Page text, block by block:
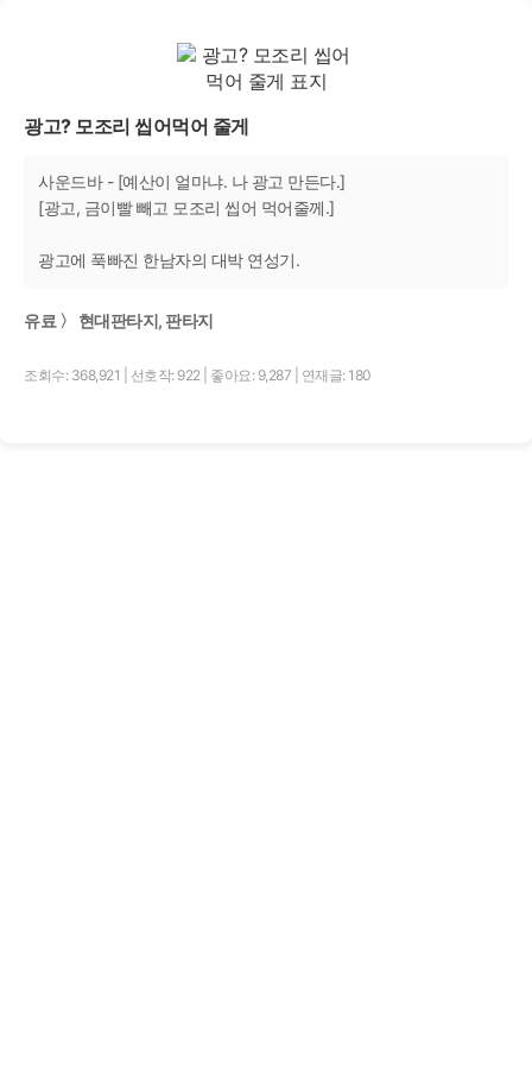
광고? 모조리 씹어먹어 줄게
사운드바 - [예산이 얼마냐. 나 광고 만든다.]
[광고, 금이빨 빼고 모조리 씹어 먹어줄께.]
광고에 푹빠진 한남자의 대박 연성기.
유료 〉 현대판타지, 판타지
조회수: 368,921 선호작: 922 좋아요: 9,287 연재글: 180